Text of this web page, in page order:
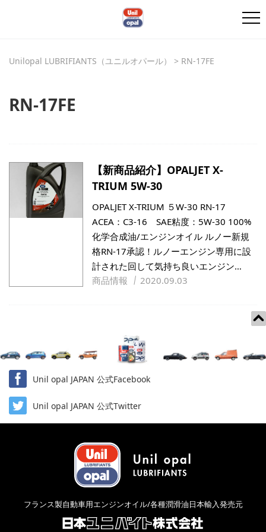
Unilopal LUBRIFIANTS（ユニルオパール） > RN-17FE
RN-17FE
【新商品紹介】OPALJET X-
TRIUM 5W-30
OPALJET X-TRIUM ５W-30 RN-17
ACEA：C3-16 SAE粘度：5W-30 100%
化学合成油/エンジンオイル ルノー新規
格RN-17承認！ルノーエンジン専用に設
計された回して気持ち良いエンジン…
商品情報
2020.09.03
Unil opal JAPAN 公式Facebook
Unil opal JAPAN 公式Twitter
フランス製自動車用エンジンオイル/各種潤滑油日本輸入発売元